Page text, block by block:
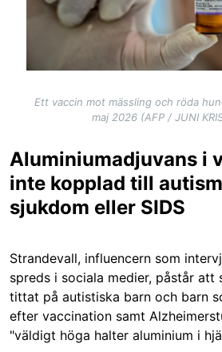
Ett vaccin mot mässling och röda
maj 2026 (AFP / JUNI
Aluminiumadjuvans i
inte kopplad till
sjukdom eller SIDS
Strandevall, influencern som
spreds i sociala medier, påstår att
tittat på autistiska barn och barn
efter vaccination samt
"väldigt höga halter aluminium i